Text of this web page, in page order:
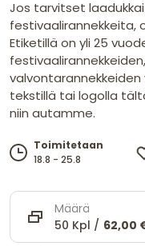
Jos tarvitset
festivaalirannekkeita,
Etiketillä on yli 25
tekstillä tai logolla
niin autamme.
Toimitetaan
18.8 - 25.8
Määrä
50 Kpl / 62,00